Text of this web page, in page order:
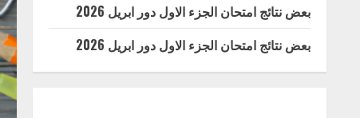
بعض نتائج امتحان الجزء الاول دور ابريل 2026
بعض نتائج امتحان الجزء الاول دور ابريل 2026